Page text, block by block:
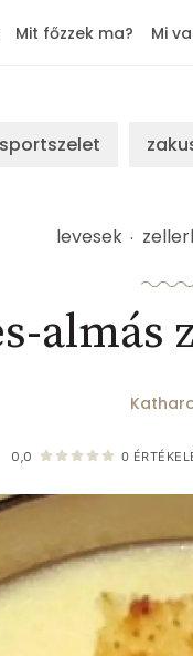
Mit főzzek ma? Mi
sportszelet
levesek
almás
0,0 0